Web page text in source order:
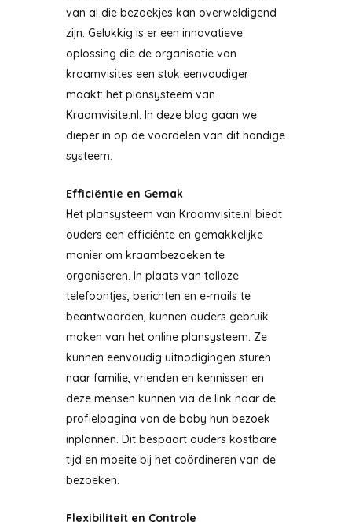
van al die bezoekjes kan overweldigend
zijn. Gelukkig is er een innovatieve
oplossing die de organisatie van
kraamvisites een stuk eenvoudiger
maakt: het plansysteem van
Kraamvisite.nl. In deze blog gaan we
dieper in op de voordelen van dit handige
systeem.
Efficiëntie en Gemak
Het plansysteem van Kraamvisite.nl biedt
ouders een efficiënte en gemakkelijke
manier om kraambezoeken te
organiseren. In plaats van talloze
telefoontjes, berichten en e-mails te
beantwoorden, kunnen ouders gebruik
maken van het online plansysteem. Ze
kunnen eenvoudig uitnodigingen sturen
naar familie, vrienden en kennissen en
deze mensen kunnen via de link naar de
profielpagina van de baby hun bezoek
inplannen. Dit bespaart ouders kostbare
tijd en moeite bij het coördineren van de
bezoeken.
Flexibiliteit en Controle